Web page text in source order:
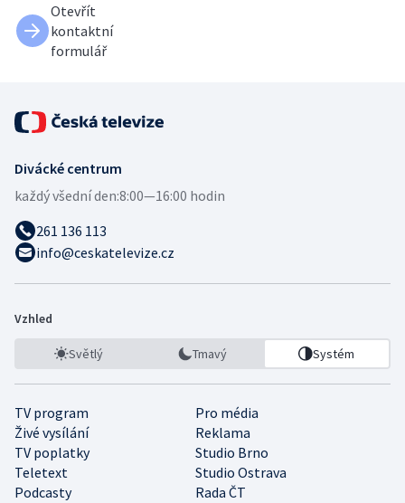
Otevřít
kontaktní
formulář
Divácké centrum
každý všední den:8:00—16:00 hodin
261 136 113
info@ceskatelevize.cz
Vzhled
Světlý Tmavý Systém
TV program
Pro média
Živé vysílání
Reklama
TV poplatky
Studio Brno
Teletext
Studio Ostrava
Podcasty
Rada ČT